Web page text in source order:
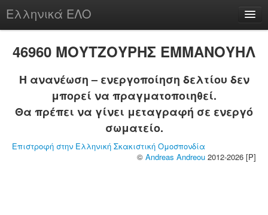
Ελληνικά ΕΛΟ
chesstu.be @ discord
Login
46960 ΜΟΥΤΖΟΥΡΗΣ ΕΜΜΑΝΟΥΗΛ
Η ανανέωση – ενεργοποίηση δελτίου δεν
μπορεί να πραγματοποιηθεί.
Θα πρέπει να γίνει μεταγραφή σε ενεργό
σωματείο.
Επιστροφή στην Ελληνική Σκακιστική Ομοσπονδία
© Andreas Andreou 2012-2026 [P]